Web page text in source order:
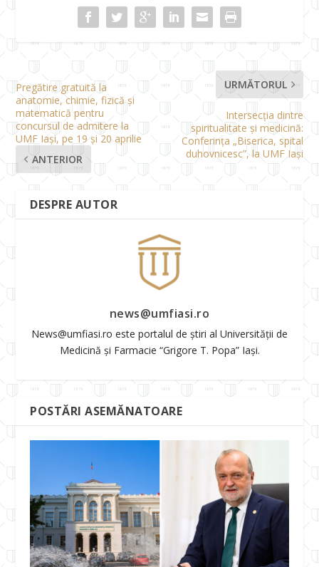
Pregătire gratuită la
anatomie, chimie, fizică și
matematică pentru
concursul de admitere la
UMF Iași, pe 19 și 20 aprilie
ANTERIOR
URMĂTORUL
Intersecția dintre
spiritualitate și medicină:
Conferința „Biserica, spital
duhovnicesc”, la UMF Iași
DESPRE AUTOR
news@umfiasi.ro
News@umfiasi.ro este portalul de știri al Universității de
Medicină și Farmacie “Grigore T. Popa” Iași.
POSTĂRI ASEMĂNATOARE